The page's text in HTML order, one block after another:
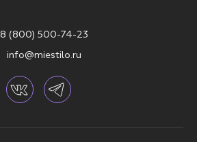
8 (800) 500-74-23
info@miestilo.ru